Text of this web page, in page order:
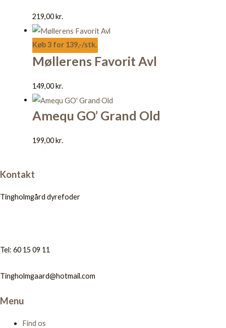
219,00 kr.
Køb 3 for 139,-/stk.
Møllerens Favorit Avl
149,00kr.
Amequ GO’ Grand Old
199,00kr.
Kontakt
Tingholmgård dyrefoder
Tel: 60 15 09 11
Tingholmgaard@hotmail.com
Menu
Find os